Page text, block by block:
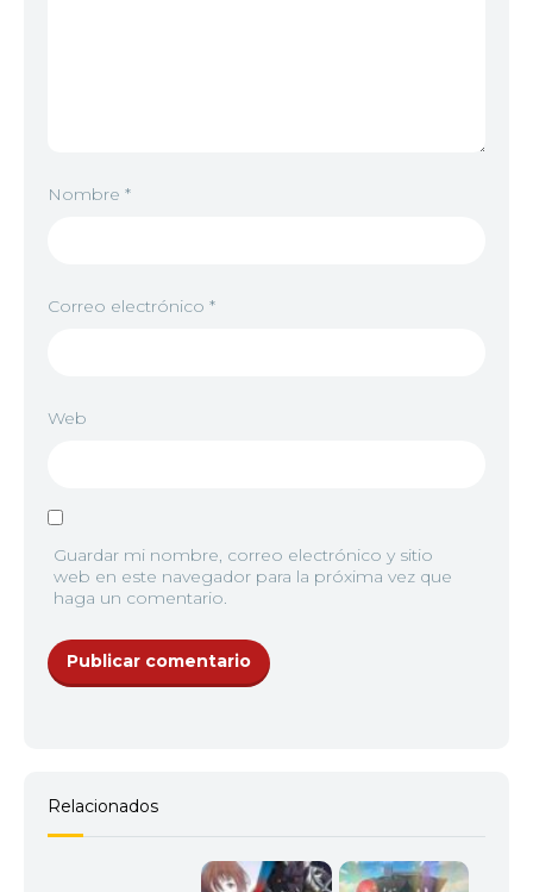
Nombre *
Correo electrónico *
Web
Guardar mi nombre, correo electrónico y sitio
web en este navegador para la próxima vez que
haga un comentario.
Relacionados